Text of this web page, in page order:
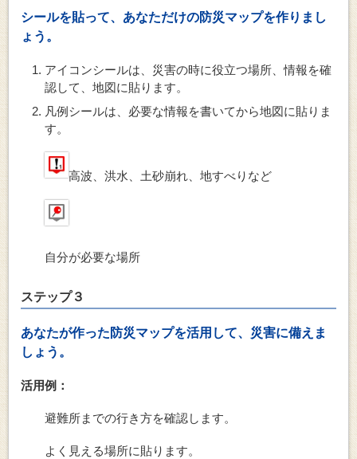
シールを貼って、あなただけの防災マップを作りまし
ょう。
アイコンシールは、災害の時に役立つ場所、情報を確
認して、地図に貼ります。
凡例シールは、必要な情報を書いてから地図に貼りま
す。
高波、洪水、土砂崩れ、地すべりなど
自分が必要な場所
ステップ３
あなたが作った防災マップを活用して、災害に備えま
しょう。
活用例：
避難所までの行き方を確認します。
よく見える場所に貼ります。